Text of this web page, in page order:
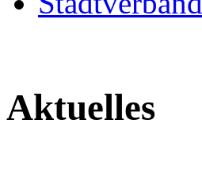
Aktuelles